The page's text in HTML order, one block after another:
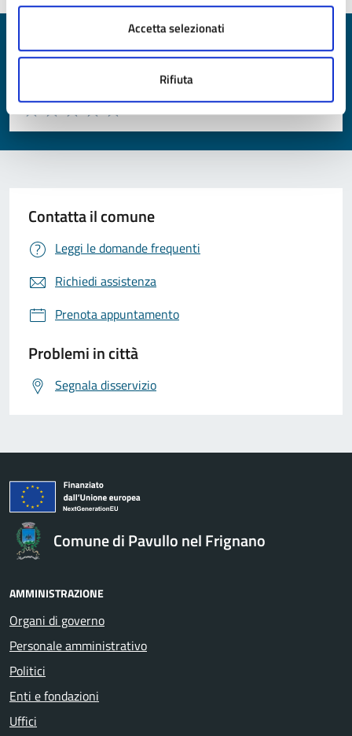
Accetta selezionati
Rifiuta
Quanto sono chiare le informazioni su questa
Valuta da 1 a 5 stelle la pagina
Valuta 5 stelle su 5
Valuta 4 stelle su 5
Valuta 3 stelle su 5
Valuta 2 stelle su 5
Valuta 1 stelle su 5
Contatta il comune
Leggi le domande frequenti
Richiedi assistenza
Prenota appuntamento
Problemi in città
Segnala disservizio
Comune di Pavullo nel Frignano
AMMINISTRAZIONE
Organi di governo
Personale amministrativo
Politici
Enti e fondazioni
Uffici